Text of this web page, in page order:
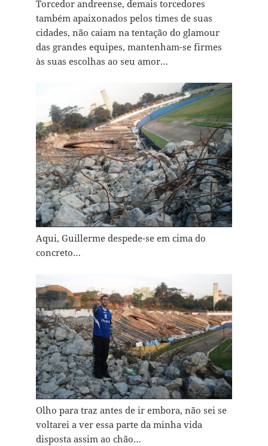
Torcedor andreense, demais torcedores
também apaixonados pelos times de suas
cidades, não caiam na tentação do glamour
das grandes equipes, mantenham-se firmes
às suas escolhas ao seu amor…
Aqui, Guillerme despede-se em cima do
concreto…
Olho para traz antes de ir embora, não sei se
voltarei a ver essa parte da minha vida
disposta assim ao chão…